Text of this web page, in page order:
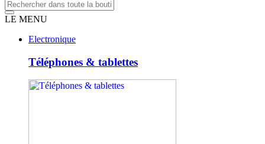
LE MENU
Electronique
Téléphones & tablettes